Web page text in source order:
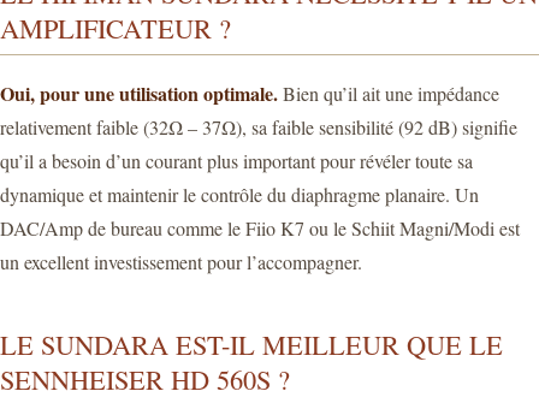
AMPLIFICATEUR ?
Oui, pour une utilisation optimale.Bien qu’il ait une impédance
relativement faible (32Ω – 37Ω), sa faible sensibilité (92 dB) signifie
qu’il a besoin d’un courant plus important pour révéler toute sa
dynamique et maintenir le contrôle du diaphragme planaire. Un
DAC/Amp de bureau comme le Fiio K7 ou le Schiit Magni/Modi est
un excellent investissement pour l’accompagner.
LE SUNDARA EST-IL MEILLEUR QUE LE
SENNHEISER HD 560S ?